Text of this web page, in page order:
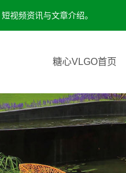
视频资讯与文章介绍。
糖心VLGO首页